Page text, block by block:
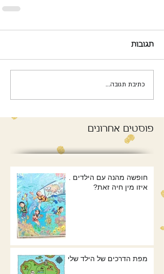
תגובות
כתיבת תגובה...
פוסטים אחרונים
חופשה מהנה עם הילדים .
איזו מין חיה זאת?
מפת הדרכים של הילד שלי